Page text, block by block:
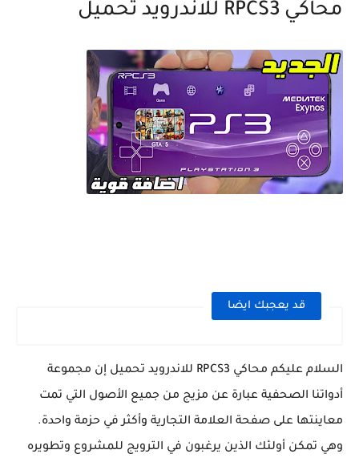
محاكي RPCS3 للاندرويد تحميل
قد يعجبك ايضا
السلام عليكم محاكي RPCS3 للاندرويد تحميل إن مجموعة
أدواتنا الصحفية عبارة عن مزيج من جميع الأصول التي تمت
معاينتها على صفحة العلامة التجارية وأكثر في حزمة واحدة.
وهي تمكن أولئك الذين يرغبون في الترويج للمشروع وتطويره